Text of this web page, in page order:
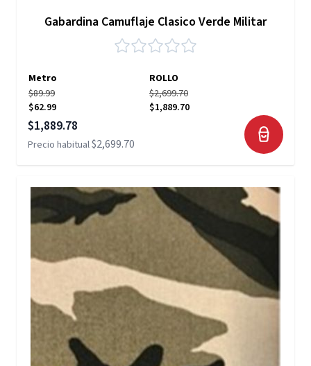
Gabardina Camuflaje Clasico Verde Militar
Metro
ROLLO
$89.99
$62.99
$2,699.70
$1,889.70
Precio especial
$1,889.78
Precio habitual$2,699.70